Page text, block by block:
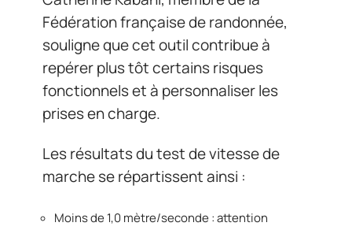
Fédération française de randonnée,
souligne que cet outil contribue à
repérer plus tôt certains risques
fonctionnels et à personnaliser les
prises en charge.
Les résultats du test de vitesse de
marche se répartissent ainsi :
Moins de 1,0 mètre/seconde : attention